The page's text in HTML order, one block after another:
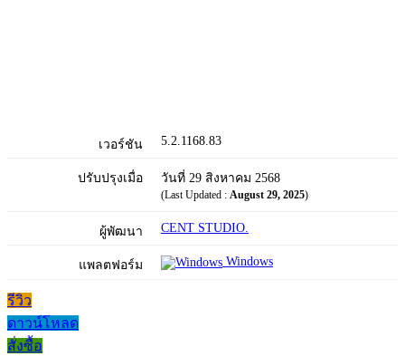
เวอร์ชัน 5.2.1168.83
ปรับปรุงเมื่อ วันที่ 29 สิงหาคม 2568
(Last Updated : August 29, 2025)
ผู้พัฒนา CENT STUDIO.
แพลตฟอร์ม Windows
รีวิว
ดาวน์โหลด
สั่งซื้อ